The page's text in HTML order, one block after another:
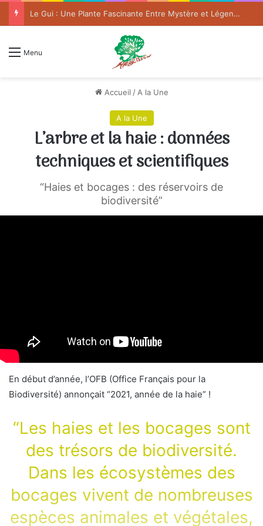
Le Gui : Une Plante Fascinante Entre Mystère et Légende
Menu
Accueil / A la Une
A la Une
L’arbre et la haie : données
techniques et scientifiques
“Haies et bocages : des réservoirs de
biodiversité”
En début d’année, l’OFB (Office Français pour la
Biodiversité) annonçait “2021, année de la haie” !
“Les haies et les bocages sont
des trésors de biodiversité.
Dans les écosystèmes des
bocages vivent de nombreuses
espèces animales et végétales,